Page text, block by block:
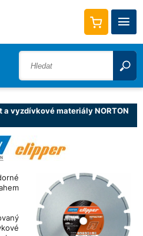
vyzdívkové materiály NORTON